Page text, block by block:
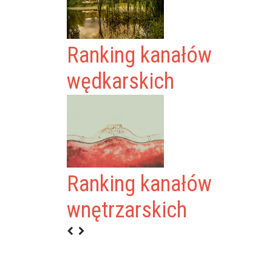
Ranking kanałów
wędkarskich
Ranking kanałów
wnętrzarskich